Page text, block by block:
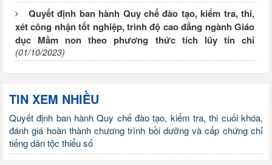
Quyết định ban hành Quy chế đào tạo, kiểm tra, thi,
xét công nhận tốt nghiệp, trình độ cao đẳng ngành Giáo
dục Mầm non theo phương thức tích lũy tín chỉ
(01/10/2023)
TIN XEM NHIỀU
Quyết định ban hành Quy chế đào tạo, kiểm tra, thi cuối khóa,
đánh giá hoàn thành chương trình bồi dưỡng và cấp chứng chỉ
tiếng dân tộc thiểu số